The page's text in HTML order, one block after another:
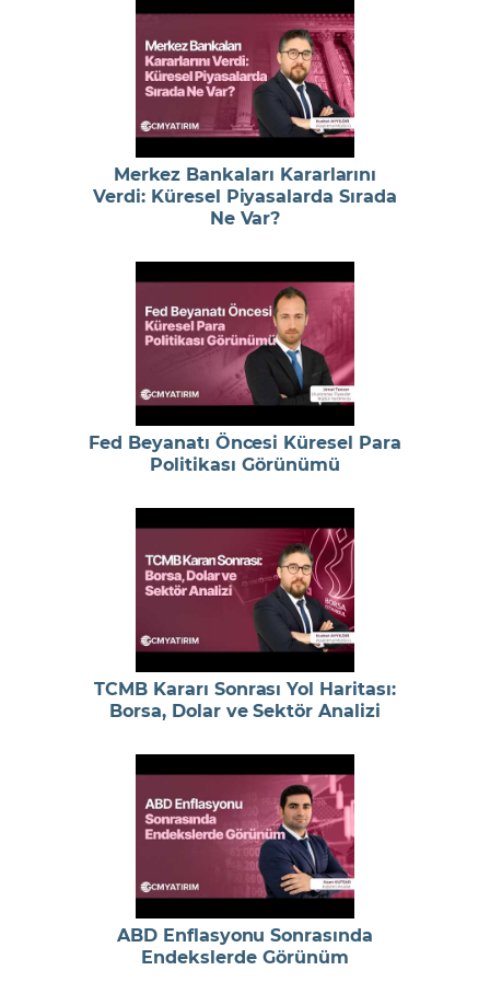
Merkez Bankaları Kararlarını
Verdi: Küresel Piyasalarda Sırada
Ne Var?
Fed Beyanatı Öncesi Küresel Para
Politikası Görünümü
TCMB Kararı Sonrası Yol Haritası:
Borsa, Dolar ve Sektör Analizi
ABD Enflasyonu Sonrasında
Endekslerde Görünüm